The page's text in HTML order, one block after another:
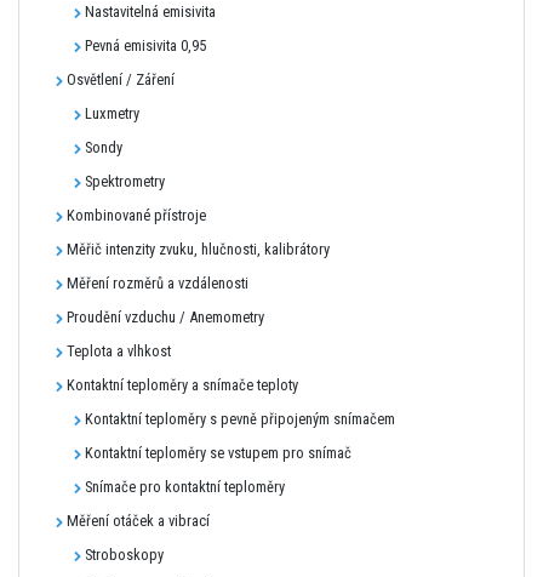
Nastavitelná emisivita
Pevná emisivita 0,95
Osvětlení / Záření
Luxmetry
Sondy
Spektrometry
Kombinované přístroje
Měřič intenzity zvuku, hlučnosti, kalibrátory
Měření rozměrů a vzdálenosti
Proudění vzduchu / Anemometry
Teplota a vlhkost
Kontaktní teploměry a snímače teploty
Kontaktní teploměry s pevně připojeným snímačem
Kontaktní teploměry se vstupem pro snímač
Snímače pro kontaktní teploměry
Měření otáček a vibrací
Stroboskopy